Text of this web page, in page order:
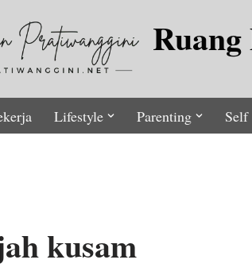
Lifestyle Parenting Self
kusam